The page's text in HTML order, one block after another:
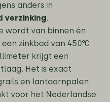
anders in
verzinking.
wordt van binnen én
zinkbad van 450°C.
krijgt een
Het is exact
en lantaarnpalen
voor het Nederlandse